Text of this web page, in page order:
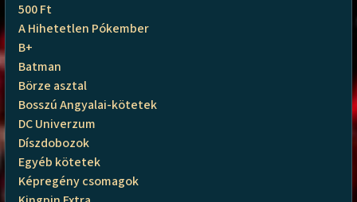
500 Ft
A Hihetetlen Pókember
B+
Batman
Börze asztal
Bosszú Angyalai-kötetek
DC Univerzum
Díszdobozok
Egyéb kötetek
Képregény csomagok